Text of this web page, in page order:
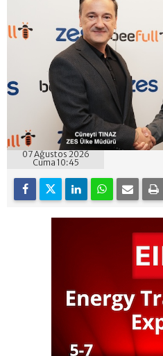
07 Ağustos 2026
Cuma 10:45